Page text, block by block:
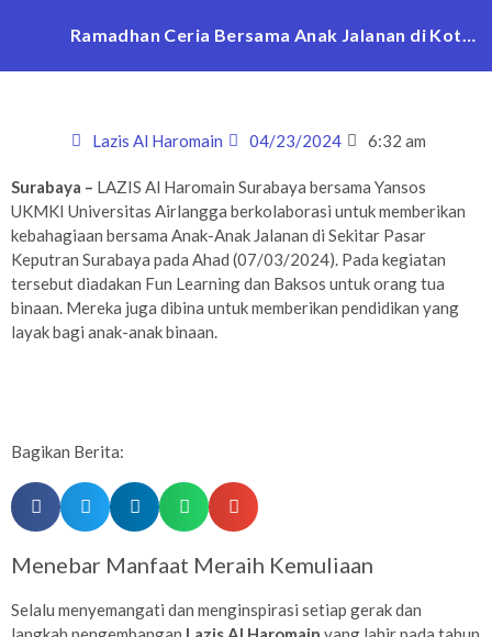
Ramadhan Ceria Bersama Anak Jalanan di Kota
Lazis Al Haromain 04/23/2024 6:32 am
Surabaya – LAZIS Al Haromain Surabaya bersama Yansos
UKMKI Universitas Airlangga berkolaborasi untuk memberikan
kebahagiaan bersama Anak-Anak Jalanan di Sekitar Pasar
Keputran Surabaya pada Ahad (07/03/2024). Pada kegiatan
tersebut diadakan Fun Learning dan Baksos untuk orang tua
binaan. Mereka juga dibina untuk memberikan pendidikan yang
layak bagi anak-anak binaan.
Bagikan Berita:
Menebar Manfaat Meraih Kemuliaan
Selalu menyemangati dan menginspirasi setiap gerak dan